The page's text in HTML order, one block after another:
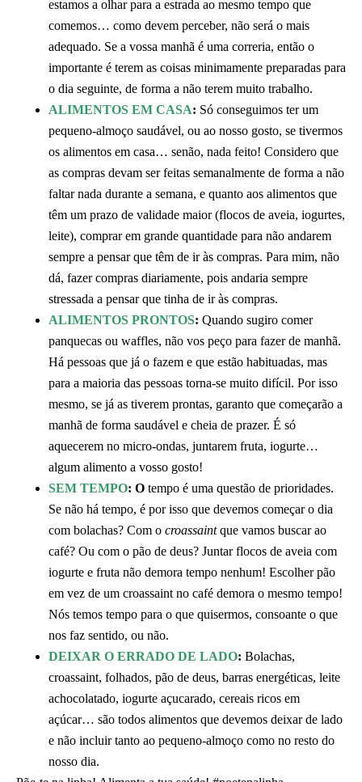
estamos a olhar para a estrada ao mesmo tempo que
comemos… como devem perceber, não será o mais
adequado. Se a vossa manhã é uma correria, então o
importante é terem as coisas minimamente preparadas para
o dia seguinte, de forma a não terem muito trabalho.
ALIMENTOS EM CASA: Só conseguimos ter um
pequeno-almoço saudável, ou ao nosso gosto, se tivermos
os alimentos em casa… senão, nada feito! Considero que
as compras devam ser feitas semanalmente de forma a não
faltar nada durante a semana, e quanto aos alimentos que
têm um prazo de validade maior (flocos de aveia, iogurtes,
leite), comprar em grande quantidade para não andarem
sempre a pensar que têm de ir às compras. Para mim, não
dá, fazer compras diariamente, pois andaria sempre
stressada a pensar que tinha de ir às compras.
ALIMENTOS PRONTOS: Quando sugiro comer
panquecas ou waffles, não vos peço para fazer de manhã.
Há pessoas que já o fazem e que estão habituadas, mas
para a maioria das pessoas torna-se muito difícil. Por isso
mesmo, se já as tiverem prontas, garanto que começarão a
manhã de forma saudável e cheia de prazer. É só
aquecerem no micro-ondas, juntarem fruta, iogurte…
algum alimento a vosso gosto!
SEM TEMPO: O tempo é uma questão de prioridades.
Se não há tempo, é por isso que devemos começar o dia
com bolachas? Com o croassaintque vamos buscar ao
café? Ou com o pão de deus? Juntar flocos de aveia com
iogurte e fruta não demora tempo nenhum! Escolher pão
em vez de um croassaint no café demora o mesmo tempo!
Nós temos tempo para o que quisermos, consoante o que
nos faz sentido, ou não.
DEIXAR O ERRADO DE LADO: Bolachas,
croassaint, folhados, pão de deus, barras energéticas, leite
achocolatado, iogurte açucarado, cereais ricos em
açúcar… são todos alimentos que devemos deixar de lado
e não incluir tanto ao pequeno-almoço como no resto do
nosso dia.